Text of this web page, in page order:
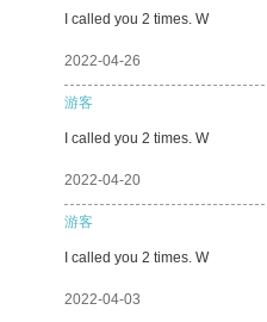
I called you 2 times. W
2022-04-26
游客
I called you 2 times. W
2022-04-20
游客
I called you 2 times. W
2022-04-03